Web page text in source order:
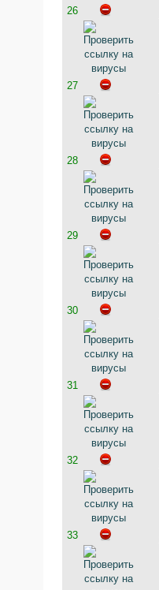
26
27
28
29
30
31
32
33